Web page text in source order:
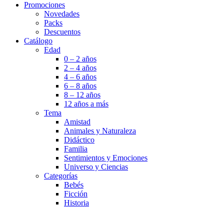
Promociones
Novedades
Packs
Descuentos
Catálogo
Edad
0 – 2 años
2 – 4 años
4 – 6 años
6 – 8 años
8 – 12 años
12 años a más
Tema
Amistad
Animales y Naturaleza
Didáctico
Familia
Sentimientos y Emociones
Universo y Ciencias
Categorías
Bebés
Ficción
Historia